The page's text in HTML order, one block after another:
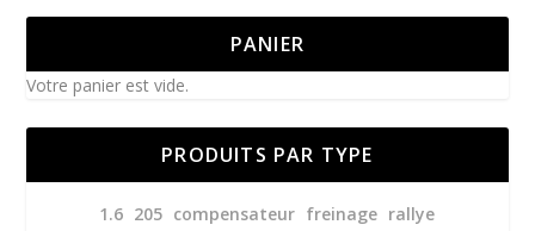
PANIER
Votre panier est vide.
PRODUITS PAR TYPE
1.6 205 compensateur freinage rallye